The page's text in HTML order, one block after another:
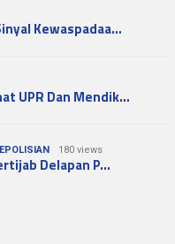
Kewaspadaa…
UPR Dan Mendik…
180 views
Delapan P…